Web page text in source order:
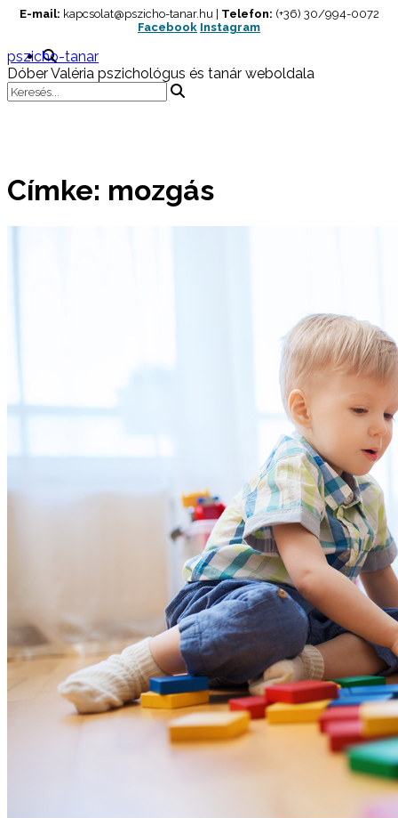
Skip
content
E-mail: kapcsolat@pszicho-tanar.hu | Telefon: (+36) 30/994-0072
Facebook Instagram
pszicho-tanar
Dóber Valéria pszichológus és tanár weboldala
Címke: mozgás